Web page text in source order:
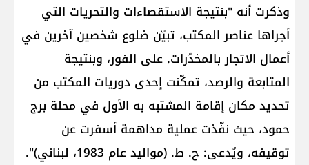
وذكرت أنه "بنتيجة الاستقصاءات والتحريات التي
أجراها عناصر المكتب، تبيّن ضلوع شخصين آخرين في
أعمال الاتجار بالمخدّرات. على الفور، وبنتيجة
المتابعة والرصد، تمكّنت إحدى دوريات المكتب من
تحديد مكان إقامة المشتبه به الأول في محلة ​برج
حمود​، حيث نفّذت عملية مداهمة أسفرت عن
توقيفه، ويُدعى: ​ح. ط.​ (مواليد عام 1983، لبناني)".